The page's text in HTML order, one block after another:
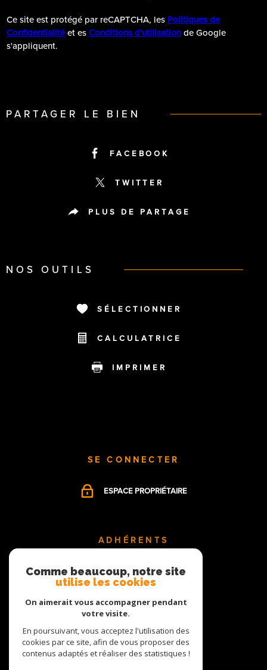
Ce site est protégé par reCAPTCHA, les Politiques de
Confidentialitéet esConditions d'utilisationde Google
s'appliquent.
PARTAGER LE BIEN
FACEBOOK
TWITTER
PLUS DE PARTAGE
NOS OUTILS
SÉLECTIONNER
CALCULATRICE
IMPRIMER
SE CONNECTER
ESPACE PROPRIÉTAIRE
ADHÉRENTS
Comme beaucoup, notre site
utilise les cookies
On aimerait vous accompagner pendant
votre visite.
En poursuivant, vous acceptez l'utilisation des
cookies par ce site, afin de vous proposer des
contenus adaptés et réaliser des statistiques !